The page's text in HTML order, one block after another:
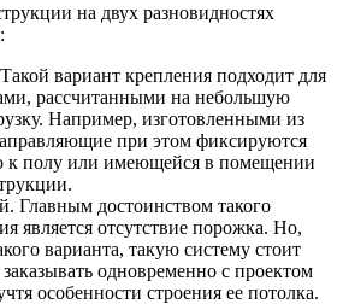
на двух разновидностях
вариант крепления подходит для
рассчитанными на небольшую
Например, изготовленными из
при этом фиксируются
к полу или имеющейся в помещении
Главным достоинством такого
является отсутствие порожка. Но,
варианта, такую систему стоит
одновременно с проектом
особенности строения ее потолка.